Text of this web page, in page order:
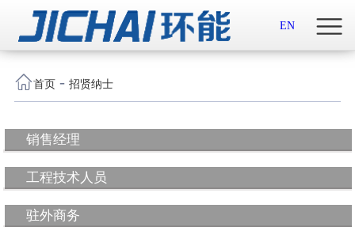
 首页
新闻中心
EN
首页- 招贤纳士
销售经理
工程技术人员
驻外商务